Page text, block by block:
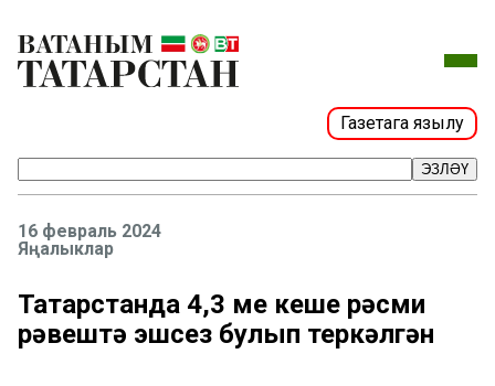
Газетага язылу
ЭЗЛӘҮ
16 февраль 2024
Яңалыклар
Татарстанда 4,3 мең кеше рәсми
рәвештә эшсез булып теркәлгән